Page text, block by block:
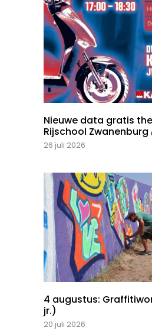
Nieuwe data gratis
Rijschool Zwanenburg
26 juli 2026
4 augustus:
jr.)
20 juli 2026